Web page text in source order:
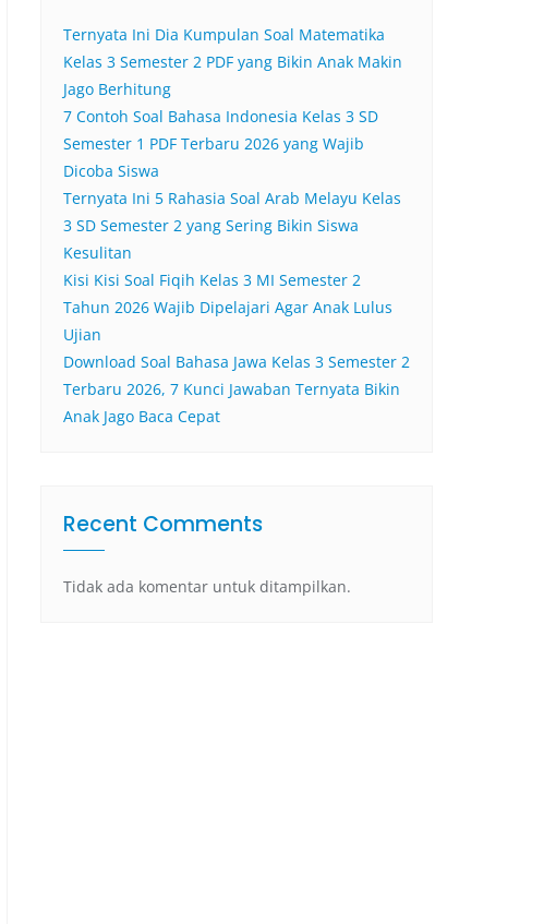
Ternyata Ini Dia Kumpulan Soal Matematika
Kelas 3 Semester 2 PDF yang Bikin Anak Makin
Jago Berhitung
7 Contoh Soal Bahasa Indonesia Kelas 3 SD
Semester 1 PDF Terbaru 2026 yang Wajib
Dicoba Siswa
Ternyata Ini 5 Rahasia Soal Arab Melayu Kelas
3 SD Semester 2 yang Sering Bikin Siswa
Kesulitan
Kisi Kisi Soal Fiqih Kelas 3 MI Semester 2
Tahun 2026 Wajib Dipelajari Agar Anak Lulus
Ujian
Download Soal Bahasa Jawa Kelas 3 Semester 2
Terbaru 2026, 7 Kunci Jawaban Ternyata Bikin
Anak Jago Baca Cepat
Recent Comments
Tidak ada komentar untuk ditampilkan.